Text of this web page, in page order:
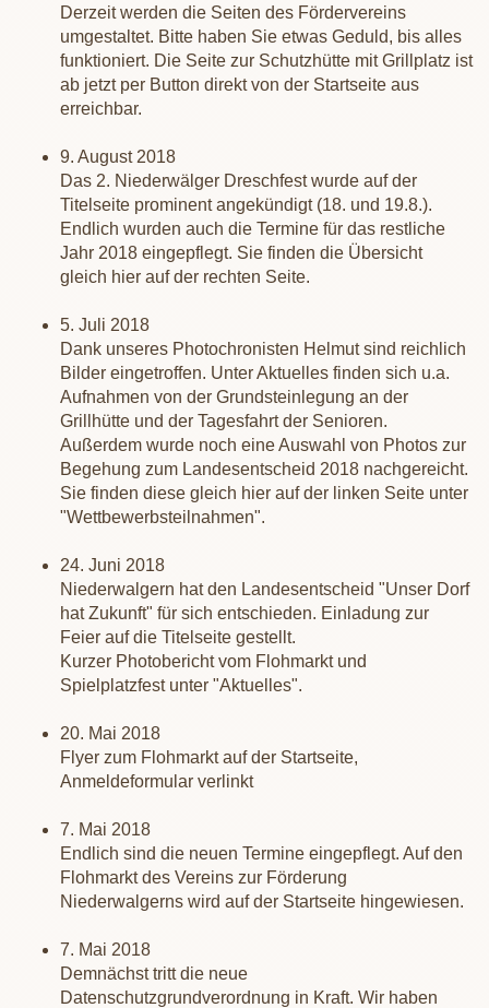
Derzeit werden die Seiten des Fördervereins
umgestaltet. Bitte haben Sie etwas Geduld, bis alles
funktioniert. Die Seite zur Schutzhütte mit Grillplatz ist
ab jetzt per Button direkt von der Startseite aus
erreichbar.
9. August 2018
Das 2. Niederwälger Dreschfest wurde auf der
Titelseite prominent angekündigt (18. und 19.8.).
Endlich wurden auch die Termine für das restliche
Jahr 2018 eingepflegt. Sie finden die Übersicht
gleich hier auf der rechten Seite.
5. Juli 2018
Dank unseres Photochronisten Helmut sind reichlich
Bilder eingetroffen. Unter Aktuelles finden sich u.a.
Aufnahmen von der Grundsteinlegung an der
Grillhütte und der Tagesfahrt der Senioren.
Außerdem wurde noch eine Auswahl von Photos zur
Begehung zum Landesentscheid 2018 nachgereicht.
Sie finden diese gleich hier auf der linken Seite unter
"Wettbewerbsteilnahmen".
24. Juni 2018
Niederwalgern hat den Landesentscheid "Unser Dorf
hat Zukunft" für sich entschieden. Einladung zur
Feier auf die Titelseite gestellt.
Kurzer Photobericht vom Flohmarkt und
Spielplatzfest unter "Aktuelles".
20. Mai 2018
Flyer zum Flohmarkt auf der Startseite,
Anmeldeformular verlinkt
7. Mai 2018
Endlich sind die neuen Termine eingepflegt. Auf den
Flohmarkt des Vereins zur Förderung
Niederwalgerns wird auf der Startseite hingewiesen.
7. Mai 2018
Demnächst tritt die neue
Datenschutzgrundverordnung in Kraft. Wir haben